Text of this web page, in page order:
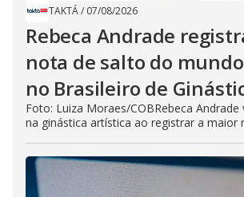
TAKTÁ/ 07/08/2026
Rebeca Andrade
nota de salto do
no Brasileiro de
Foto: Luiza Moraes/COBRebeca
na ginástica artística ao registrar a maior